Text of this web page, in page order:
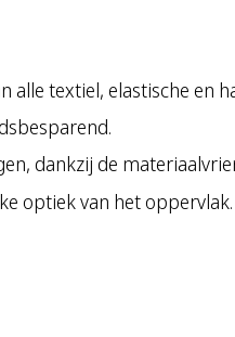
alle textiel, elastische en
dankzij de
optiek van het oppervlak.